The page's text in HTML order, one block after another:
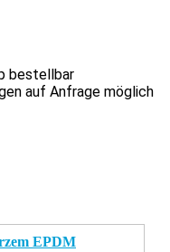
bestellbar
auf Anfrage möglich